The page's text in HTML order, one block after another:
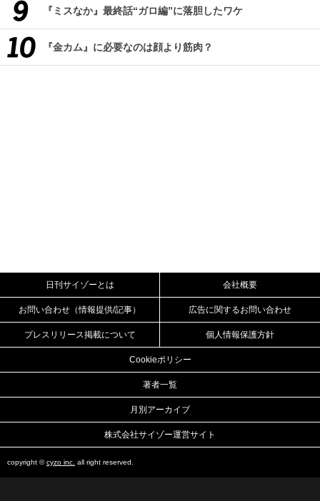
『ミスなか』最終話“ガロ編”に落胆したワケ
『金カム』に必要なのは顔より筋肉？
日刊サイゾーとは 会社概要
お問い合わせ（情報提供/記事） 広告に関するお問い合わせ
プレスリリース掲載について 個人情報保護方針
Cookieポリシー
著者一覧
月別アーカイブ
株式会社サイゾー運営サイト
copyright ©cyzo inc. all right reserved.